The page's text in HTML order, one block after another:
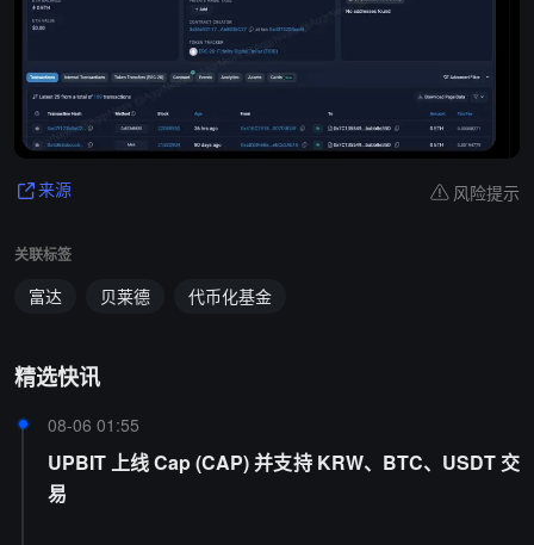
来源 风险提示
关联标签
富达 贝莱德 代币化基金
精选快讯
08-06 01:55
UPBIT 上线 Cap (CAP) 并支持 KRW、BTC、USDT 交
易